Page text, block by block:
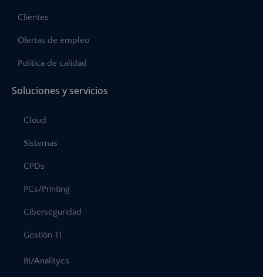
Clientes
Ofertas de empleo
Política de calidad
Soluciones y servicios
Cloud
Sistemas
CPDs
PCs/Printing
Ciberseguridad
Gestión TI
BI/Analitycs